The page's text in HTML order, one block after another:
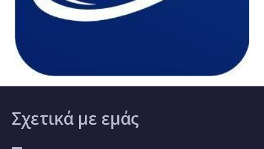
Σχετικά με εμάς